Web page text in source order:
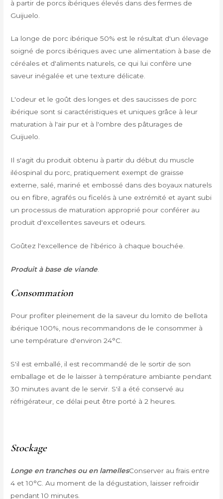
à partir de porcs ibériques élevés dans des fermes de
Guijuelo.
La longe de porc ibérique 50% est le résultat d'un élevage
soigné de porcs ibériques avec une alimentation à base de
céréales et d'aliments naturels, ce qui lui confère une
saveur inégalée et une texture délicate.
L'odeur et le goût des longes et des saucisses de porc
ibérique sont si caractéristiques et uniques grâce à leur
maturation à l'air pur et à l'ombre des pâturages de
Guijuelo.
Il s'agit du produit obtenu à partir du début du muscle
iléospinal du porc, pratiquement exempt de graisse
externe, salé, mariné et embossé dans des boyaux naturels
ou en fibre, agrafés ou ficelés à une extrémité et ayant subi
un processus de maturation approprié pour conférer au
produit d'excellentes saveurs et odeurs.
Goûtez l'excellence de l'ibérico à chaque bouchée.
Produit à base de viande
Consommation
Pour profiter pleinement de la saveur du lomito de bellota
ibérique 100%, nous recommandons de le consommer à
une température d'environ 24°C.
S'il est emballé, il est recommandé de le sortir de son
emballage et de le laisser à température ambiante pendant
30 minutes avant de le servir. S'il a été conservé au
réfrigérateur, ce délai peut être porté à 2 heures.
Stockage
Longe en tranches ou en lamellesConserver au frais entre
4 et 10°C. Au moment de la dégustation, laisser refroidir
pendant 10 minutes.